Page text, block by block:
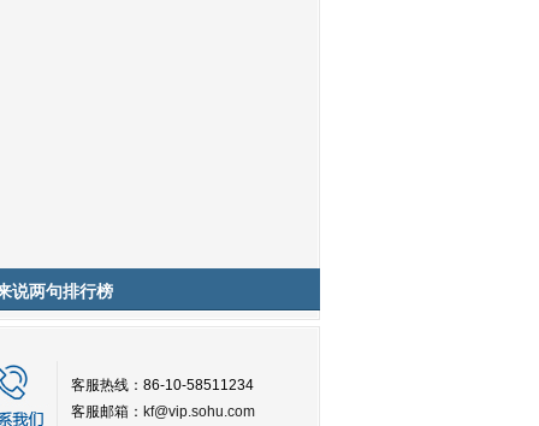
说两句排行榜
客服热线：86-10-58511234
客服邮箱： kf@vip.sohu.com